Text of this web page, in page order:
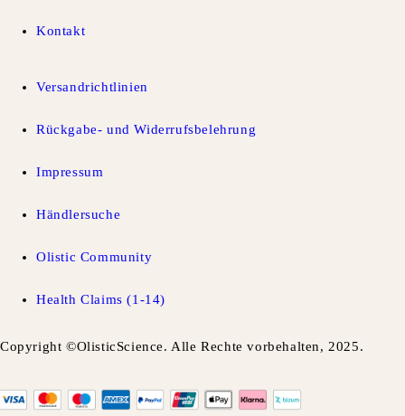
Kontakt
Versandrichtlinien
Rückgabe- und Widerrufsbelehrung
Impressum
Händlersuche
Olistic Community
Health Claims (1-14)
Copyright ©OlisticScience. Alle Rechte vorbehalten, 2025.